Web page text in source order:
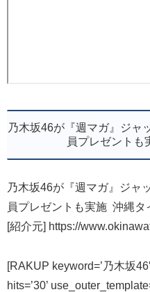
乃木坂46が『週マガ』ジャ
員プレゼントも
乃木坂46が『週マガ』ジャ
員プレゼントも実施 沖縄タ
[紹介元] https://
[RAKUP keyword=’乃木坂
hits=’30’